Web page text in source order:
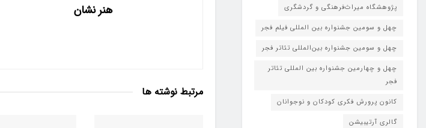
هنر نشان
مرتبط نوشته ها
پژوهشگاه میراث‌فرهنگی و گردشگری
چهل و سومین جشنواره بین المللی فیلم فجر
چهل و سومین جشنواره بین‌المللی تئاتر فجر
چهل و چهارمین جشنواره بین المللی تئاتر
فجر
کانون پرورش فکری کودکان و نوجوانان
گالری آرتیبیشن